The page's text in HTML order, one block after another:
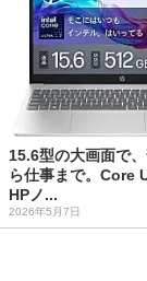
15.6型の大画面で
ら仕事まで。Core
HPノ...
2026年5月7日